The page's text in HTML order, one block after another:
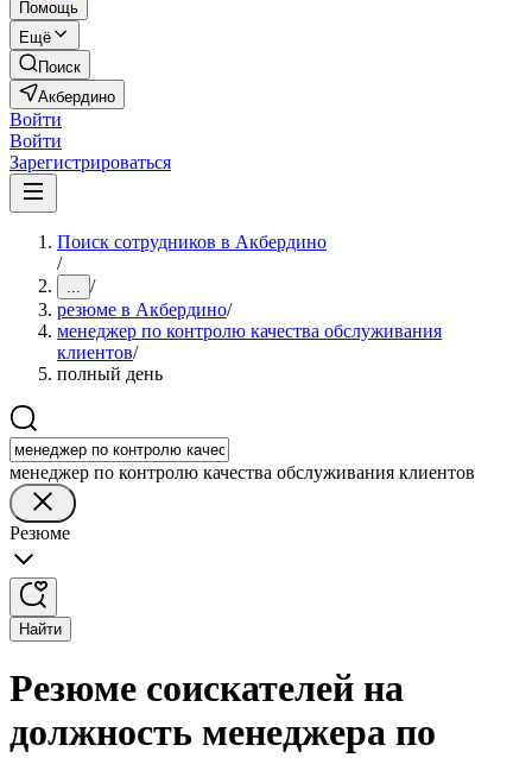
Помощь
Ещё
Поиск
Акбердино
Войти
Войти
Зарегистрироваться
Поиск сотрудников в Акбердино
/
... /
резюме в Акбердино/
менеджер по контролю качества обслуживания
клиентов/
полный день
менеджер по контролю качества обслуживания клиентов
Резюме
Найти
Резюме соискателей на
должность менеджера по